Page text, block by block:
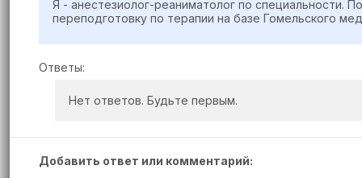
Я - анестезиолог-реаниматолог по специальности.
переподготовку по терапии на базе Гомельского
Ответы:
Нет ответов. Будьте первым.
Добавить ответ или комментарий: